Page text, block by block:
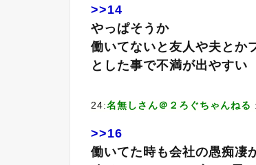
>>14
やっぱそうか
働いてないと友人や夫とか
とした事で不満が出やすい
24:名無しさん＠２ろぐちゃんねる
>>16
働いてた時も会社の愚痴凄